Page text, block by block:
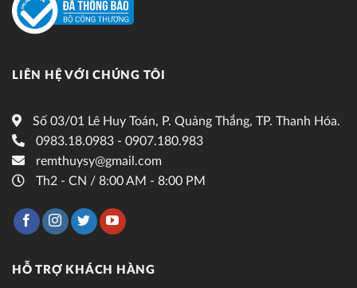
LIÊN HỆ VỚI CHÚNG TÔI
Số 03/01 Lê Huy Toán, P. Quảng Thắng, TP. Thanh Hóa.
0983.18.0983 - 0907.180.983
remthuysy@gmail.com
Th2 - CN / 8:00 AM - 8:00 PM
HỖ TRỢ KHÁCH HÀNG